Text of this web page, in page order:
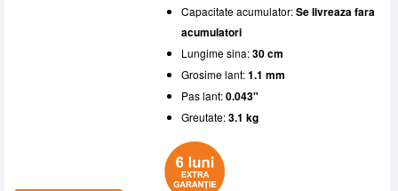
Capacitate acumulator:Se livreaza fara
acumulatori
Lungime sina:30 cm
Grosime lant:1.1 mm
Pas lant:0.043"
Greutate:3.1 kg